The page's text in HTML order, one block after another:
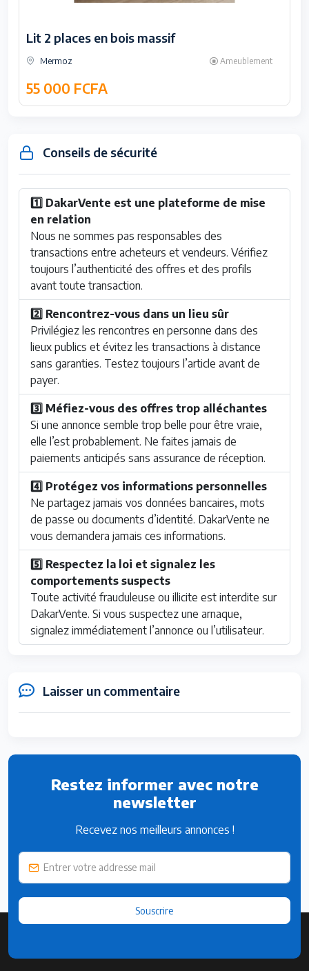
Lit 2 places en bois massif
Mermoz Ameublement
55 000 FCFA
Conseils de sécurité
1️⃣ DakarVente est une plateforme de mise
en relation
Nous ne sommes pas responsables des
transactions entre acheteurs et vendeurs. Vérifiez
toujours l’authenticité des offres et des profils
avant toute transaction.
2️⃣ Rencontrez-vous dans un lieu sûr
Privilégiez les rencontres en personne dans des
lieux publics et évitez les transactions à distance
sans garanties. Testez toujours l’article avant de
payer.
3️⃣ Méfiez-vous des offres trop alléchantes
Si une annonce semble trop belle pour être vraie,
elle l’est probablement. Ne faites jamais de
paiements anticipés sans assurance de réception.
4️⃣ Protégez vos informations personnelles
Ne partagez jamais vos données bancaires, mots
de passe ou documents d’identité. DakarVente ne
vous demandera jamais ces informations.
5️⃣ Respectez la loi et signalez les
comportements suspects
Toute activité frauduleuse ou illicite est interdite sur
DakarVente. Si vous suspectez une arnaque,
signalez immédiatement l’annonce ou l’utilisateur.
Laisser un commentaire
Restez informer avec notre
newsletter
Recevez nos meilleurs annonces !
Souscrire